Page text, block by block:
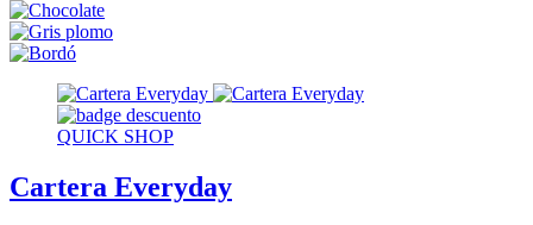
QUICK SHOP
Cartera Everyday